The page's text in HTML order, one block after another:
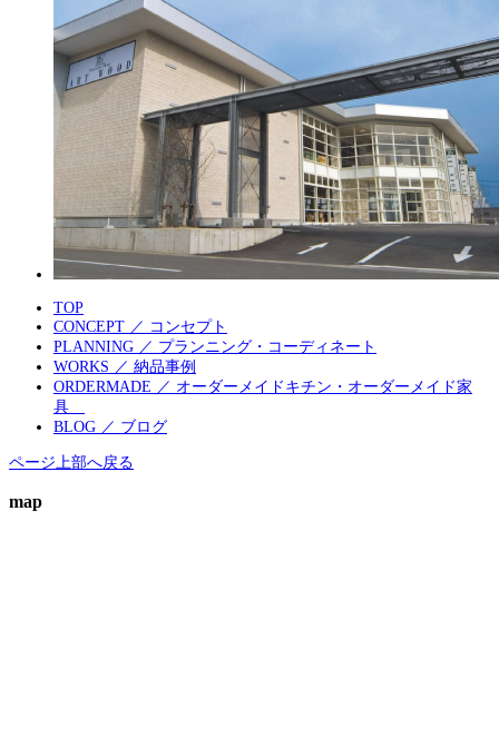
TOP
CONCEPT ／ コンセプト
PLANNING ／ プランニング・コーディネート
WORKS ／ 納品事例
ORDERMADE ／ オーダーメイドキチン・オーダーメイド家
具
BLOG ／ ブログ
ページ上部へ戻る
map